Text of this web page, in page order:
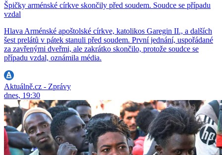
Špičky arménské církve skončily před soudem. Soudce se případu
vzdal
Hlava Arménské apoštolské církve, katolikos Garegin II., a dalších
šest prelátů v pátek stanuli před soudem. První jednání, uspořádané
za zavřenými dveřmi, ale zakrátko skončilo, protože soudce se
případu vzdal, oznámila média.
Aktuálně.cz - Zprávy
dnes, 19:30